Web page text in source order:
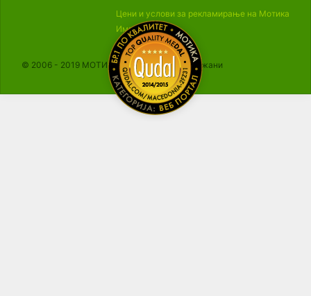
Цени и услови за рекламирање на Мотика
Импресум
© 2006 - 2019 МОТИКА, Сите права се задржани